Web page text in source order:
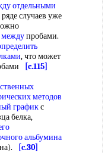
отдельными
случаев уже
междупробами.
, что может
[c.115]
методов
графикс
белка,
альбумина
[c.30]